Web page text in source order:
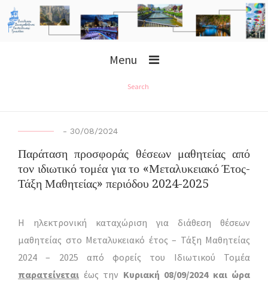
Menu
Search
- 30/08/2024
Παράταση προσφοράς θέσεων μαθητείας από
τον ιδιωτικό τομέα για το «Μεταλυκειακό Έτος-
Τάξη Μαθητείας» περιόδου 2024-2025
Η ηλεκτρονική καταχώριση για διάθεση θέσεων
μαθητείας στο Μεταλυκειακό έτος – Τάξη Μαθητείας
2024 – 2025 από φορείς του Ιδιωτικού Τομέα
παρατείνεται έως την Κυριακή 08/09/2024 και ώρα